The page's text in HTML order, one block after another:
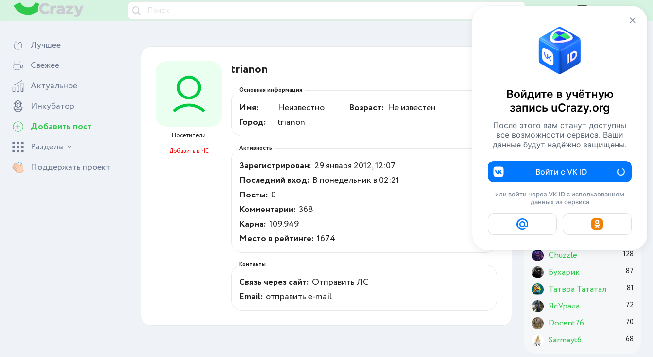
Авторизация
Лучшее
Свежее
Актуальное
Инкубатор
Добавить пост
Разделы
Поддержать проект
Сейчас онлайн
1 VIP
36 пользователей
1360 гостей
Всего посетителей 1397
Рекорд: 12737 посетителей
Установлен 22 апр 2026г. в 02:34
Комментаторы недели
NiShkni
Комсомолец 186
Basai 170
Chuzzle 128
Бухарик 87
Татвоа Тататал 81
ЯсУрала 72
Docent76 70
Sarmayt6 68
Посетители
Добавить в ЧС
trianon
Основная информация
Имя: Неизвестно Возраст: Не известен
Город:
trianon
Активность
Зарегистрирован: 29 января 2012, 12:07
Последний вход: В понедельник в 02:21
Посты: 0
Комментарии: 368
Карма: 109.949
Место в рейтинге: 1674
Контакты
Связь через сайт: Отправить ЛС
Email: отправить e-mail
Войдите в учётную
запись uCrazy.org
После этого вам станут доступны
все возможности сервиса. Ваши
данные будут надёжно защищены.
Войти с VK ID
или войти через VK ID с использованием
данных из сервиса